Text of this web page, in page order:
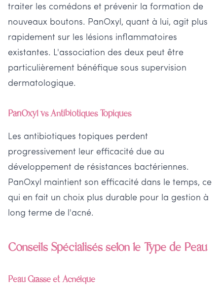
traiter les comédons et prévenir la formation de
nouveaux boutons. PanOxyl, quant à lui, agit plus
rapidement sur les lésions inflammatoires
existantes. L'association des deux peut être
particulièrement bénéfique sous supervision
dermatologique.
PanOxyl vs Antibiotiques Topiques
Les antibiotiques topiques perdent
progressivement leur efficacité due au
développement de résistances bactériennes.
PanOxyl maintient son efficacité dans le temps, ce
qui en fait un choix plus durable pour la gestion à
long terme de l'acné.
Conseils Spécialisés selon le Type de Peau
Peau Grasse et Acnéique